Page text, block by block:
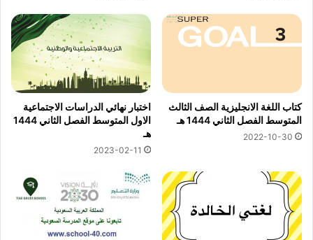
كتاب اللغة الانجليزية الصف الثالث
المتوسط الفصل الثاني 1444 هـ
2022-10-30
اختبار نهائي الدراسات الاجتماعية
الاول المتوسط الفصل الثاني 1444
هـ
2023-02-11